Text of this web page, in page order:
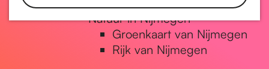
Natuur in Nijmegen
Groenkaart van Nijmegen
Rijk van Nijmegen